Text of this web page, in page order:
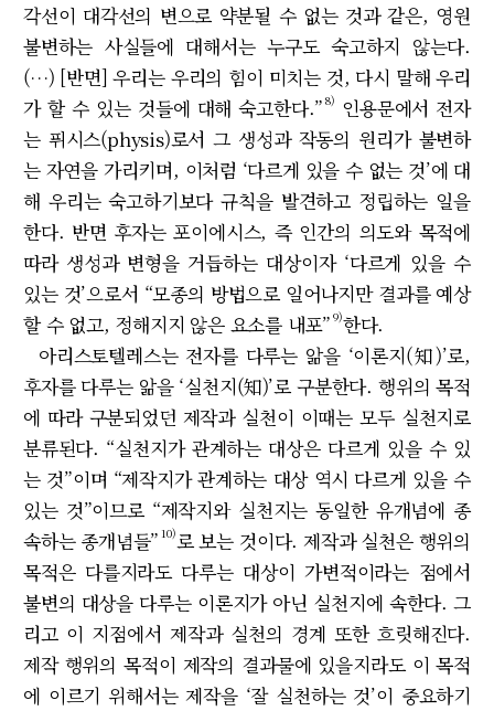
각선이 대각선의 변으로 약분될 수 없는 것과 같은, 영원
불변하는 사실들에 대해서는 누구도 숙고하지 않는다.
(…) [반면] 우리는 우리의 힘이 미치는 것, 다시 말해 우리
가 할 수 있는 것들에 대해 숙고한다.” 8)
인용문에서 전자
는 퓌시스(physis)로서 그 생성과 작동의 원리가 불변하
는 자연을 가리키며, 이처럼 ‘다르게 있을 수 없는 것’에 대
해 우리는 숙고하기보다 규칙을 발견하고 정립하는 일을
한다. 반면 후자는 포이에시스, 즉 인간의 의도와 목적에
따라 생성과 변형을 거듭하는 대상이자 ‘다르게 있을 수
있는 것’으로서 “모종의 방법으로 일어나지만 결과를 예상
할 수 없고, 정해지지 않은 요소를 내포” 9)한다.
아리스토텔레스는 전자를 다루는 앎을 ‘이론지(知)’로,
후자를 다루는 앎을 ‘실천지(知)’로 구분한다. 행위의 목적
에 따라 구분되었던 제작과 실천이 이때는 모두 실천지로
분류된다. “실천지가 관계하는 대상은 다르게 있을 수 있
는 것”이며 “제작지가 관계하는 대상 역시 다르게 있을 수
있는 것”이므로 “제작지와 실천지는 동일한 유개념에 종
속하는 종개념들” 10)로 보는 것이다. 제작과 실천은 행위의
목적은 다를지라도 다루는 대상이 가변적이라는 점에서
불변의 대상을 다루는 이론지가 아닌 실천지에 속한다. 그
리고 이 지점에서 제작과 실천의 경계 또한 흐릿해진다.
제작 행위의 목적이 제작의 결과물에 있을지라도 이 목적
에 이르기 위해서는 제작을 ‘잘 실천하는 것’이 중요하기